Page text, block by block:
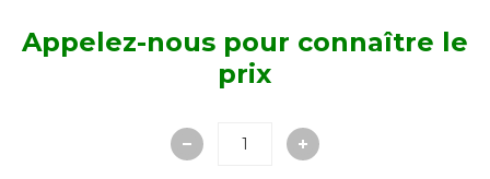
Appelez-nous pour connaître le
prix